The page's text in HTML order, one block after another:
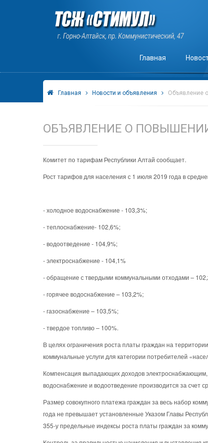
Главная
Главная Новости и объявления Объявление
ОБЪЯВЛЕНИЕ О
Комитет по тарифам Республики Алтай сообщает.
Рост тарифов для населения с 1 июля 2019 года в
- холодное водоснабжение - 103,3%;
- теплоснабжение- 102,6%;
- водоотведение - 104,9%;
- электроснабжение - 104,1%
- обращение с твердыми коммунальными отходами –
- горячее водоснабжение – 103,2%;
- газоснабжение – 103,5%;
- твердое топливо – 100%.
В целях ограничения роста платы граждан на
коммунальные услуги для категории потребителей
Компенсация выпадающих доходов
водоснабжение и водоотведение производится за счет
Размер совокупного платежа граждан за весь набор
года не превышает установленные Указом Главы
355-у предельные индексы роста платы граждан за